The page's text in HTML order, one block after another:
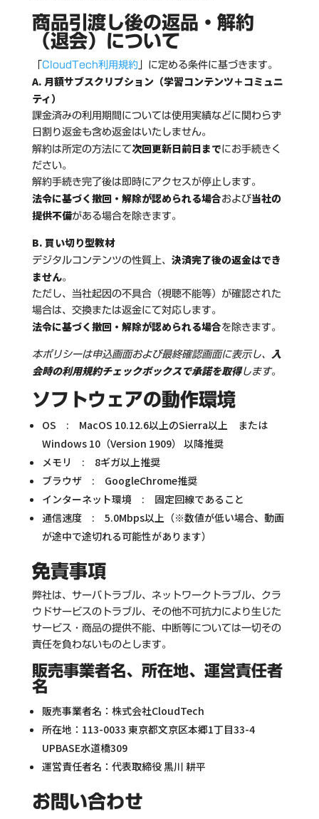
商品引渡し後の返品・解約
（退会）について
CloudTech利用規約 」に定める条件に基づきます。
A. 月額サブスクリプション（学習コンテンツ＋コミュニ
ティ）
課金済みの利用期間については使用実績などに関わらず
日割り返金も含め返金はいたしません。
解約は所定の方法にて次回更新日前日までにお手続きく
ださい。
解約手続き完了後は即時にアクセスが停止します。
法令に基づく撤回・解除が認められる場合および当社の
提供不備がある場合を除きます。
B. 買い切り型教材
デジタルコンテンツの性質上、 決済完了後の返金はでき
ません。
ただし、当社起因の不具合（視聴不能等）が確認された
場合は、交換または返金にて対応します。
法令に基づく撤回・解除が認められる場合を除きます。
本ポリシーは申込画面および最終確認画面に表示し、 入
会時の利用規約チェックボックスで承諾を取得します。
ソフトウェアの動作環境
OS : MacOS 10.12.6以上のSierra以上 または
Windows 10（Version 1909） 以降推奨
メモリ : 8ギガ以上推奨
ブラウザ : GoogleChrome推奨
インターネット環境 : 固定回線であること
通信速度 : 5.0Mbps以上（※数値が低い場合、動画
が途中で途切れる可能性があります）
免責事項
弊社は、サーバトラブル、ネットワークトラブル、クラ
ウドサービスのトラブル、その他不可抗力により生じた
サービス・商品の提供不能、中断等については一切その
責任を負わないものとします。
販売事業者名、所在地、運営責任者
名
販売事業者名：株式会社CloudTech
所在地：113-0033 東京都文京区本郷1丁目33-4
UPBASE水道橋309
運営責任者名：代表取締役 黒川 耕平
お問い合わせ